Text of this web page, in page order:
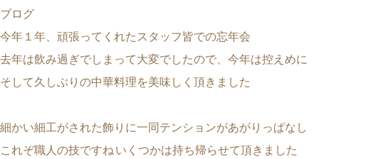
ブログ
今年１年、頑張ってくれたスタッフ皆での忘年会
去年は飲み過ぎでしまって大変でしたので、今年は控えめに
そして久しぶりの中華料理を美味しく頂きました
細かい細工がされた飾りに一同テンションがあがりっぱなし
これぞ職人の技ですねいくつかは持ち帰らせて頂きました